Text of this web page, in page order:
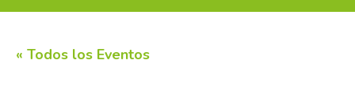
« Todos los Eventos